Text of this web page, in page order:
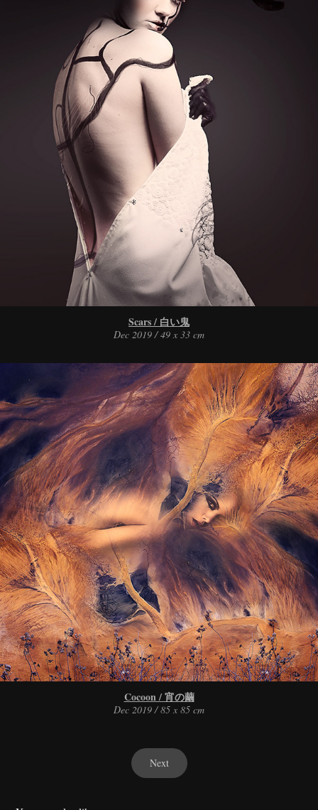
Scars / 白い鬼
Dec 2019 / 49 x 33 cm
Cocoon / 宵の繭
Dec 2019 / 85 x 85 cm
Next